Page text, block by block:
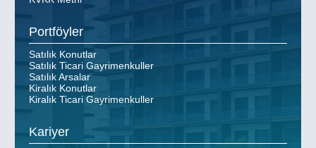
Portföyler
Satılık Konutlar
Satılık Ticari Gayrimenkuller
Satılık Arsalar
Kiralık Konutlar
Kiralık Ticari Gayrimenkuller
Kariyer